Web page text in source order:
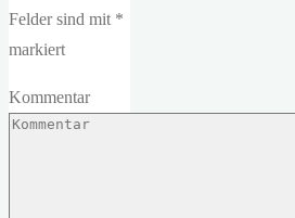
Felder sind mit *
markiert
Kommentar